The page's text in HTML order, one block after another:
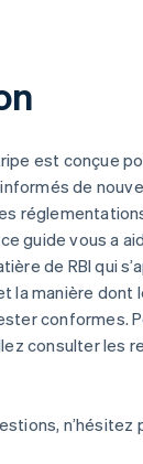
est conçue
de
guide vous a
de RBI qui
la manière dont
conformes.
consulter les
n’hésitez